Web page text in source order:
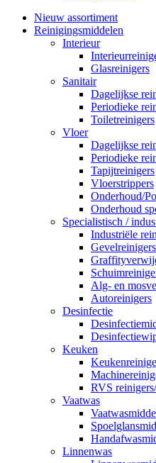
Nieuw assortiment
Reinigingsmiddelen
Interieur
Glasreinigers
Sanitair
Dagelijkse
Periodieke
Toiletreinigers
Vloer
Dagelijkse
Periodieke
Tapijtreinigers
Vloerstrippers
Onderhoud/
Onderhoud
Specialistisch /
Industriële
Gevelreinigers
Alg- en
Autoreinigers
Desinfectie
Keuken
RVS
Vaatwas
Linnenwas